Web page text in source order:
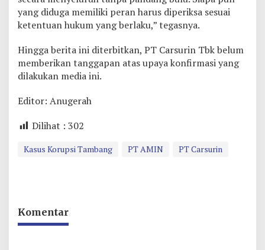
yang diduga memiliki peran harus diperiksa sesuai
ketentuan hukum yang berlaku,” tegasnya.
Hingga berita ini diterbitkan, PT Carsurin Tbk belum
memberikan tanggapan atas upaya konfirmasi yang
dilakukan media ini.
Editor: Anugerah
Dilihat : 302
Kasus Korupsi Tambang PT AMIN PT Carsurin
Komentar